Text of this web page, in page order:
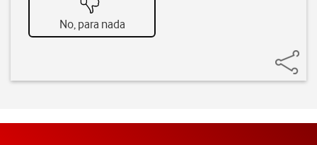
No, para nada